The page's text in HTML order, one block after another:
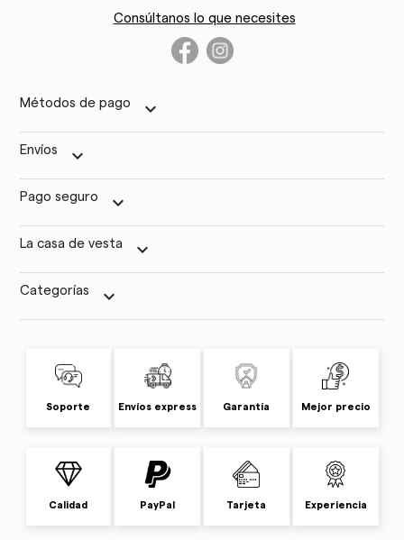
Consúltanos lo que necesites
Métodos de pago keyboard_arrow_down
Envíos keyboard_arrow_down
Pago seguro keyboard_arrow_down
La casa de vesta keyboard_arrow_down
Categorías keyboard_arrow_down
Soporte Envíos express Garantía Mejor precio
Calidad PayPal Tarjeta Experiencia